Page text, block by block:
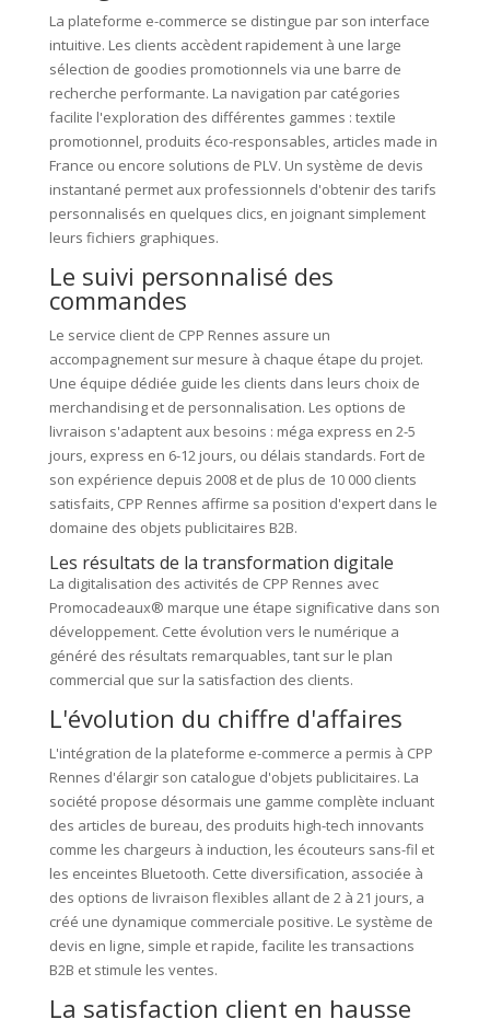
La plateforme e-commerce se distingue par son interface
intuitive. Les clients accèdent rapidement à une large
sélection de goodies promotionnels via une barre de
recherche performante. La navigation par catégories
facilite l'exploration des différentes gammes : textile
promotionnel, produits éco-responsables, articles made in
France ou encore solutions de PLV. Un système de devis
instantané permet aux professionnels d'obtenir des tarifs
personnalisés en quelques clics, en joignant simplement
leurs fichiers graphiques.
Le suivi personnalisé des
commandes
Le service client de CPP Rennes assure un
accompagnement sur mesure à chaque étape du projet.
Une équipe dédiée guide les clients dans leurs choix de
merchandising et de personnalisation. Les options de
livraison s'adaptent aux besoins : méga express en 2-5
jours, express en 6-12 jours, ou délais standards. Fort de
son expérience depuis 2008 et de plus de 10 000 clients
satisfaits, CPP Rennes affirme sa position d'expert dans le
domaine des objets publicitaires B2B.
Les résultats de la transformation digitale
La digitalisation des activités de CPP Rennes avec
Promocadeaux® marque une étape significative dans son
développement. Cette évolution vers le numérique a
généré des résultats remarquables, tant sur le plan
commercial que sur la satisfaction des clients.
L'évolution du chiffre d'affaires
L'intégration de la plateforme e-commerce a permis à CPP
Rennes d'élargir son catalogue d'objets publicitaires. La
société propose désormais une gamme complète incluant
des articles de bureau, des produits high-tech innovants
comme les chargeurs à induction, les écouteurs sans-fil et
les enceintes Bluetooth. Cette diversification, associée à
des options de livraison flexibles allant de 2 à 21 jours, a
créé une dynamique commerciale positive. Le système de
devis en ligne, simple et rapide, facilite les transactions
B2B et stimule les ventes.
La satisfaction client en hausse